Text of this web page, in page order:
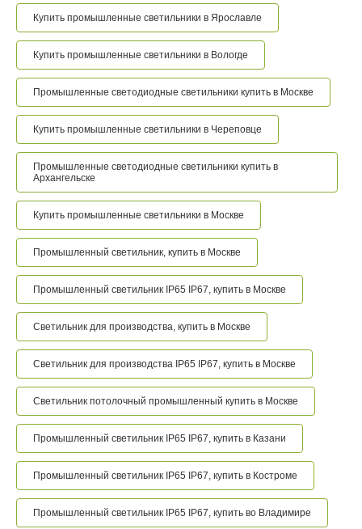
Купить промышленные светильники в Ярославле
Купить промышленные светильники в Вологде
Промышленные светодиодные светильники купить в Москве
Купить промышленные светильники в Череповце
Промышленные светодиодные светильники купить в
Архангельске
Купить промышленные светильники в Москве
Промышленный светильник, купить в Москве
Промышленный светильник IP65 IP67, купить в Москве
Светильник для производства, купить в Москве
Светильник для производства IP65 IP67, купить в Москве
Светильник потолочный промышленный купить в Москве
Промышленный светильник IP65 IP67, купить в Казани
Промышленный светильник IP65 IP67, купить в Костроме
Промышленный светильник IP65 IP67, купить во Владимире